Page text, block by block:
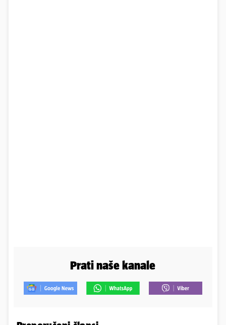
Prati naše kanale